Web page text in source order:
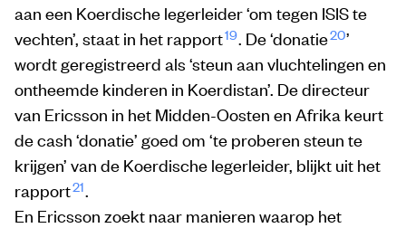
aan een Koerdische legerleider ‘om tegen ISIS te
vechten’, staat in het rapport19. De ‘donatie20’
wordt geregistreerd als ‘steun aan vluchtelingen en
ontheemde kinderen in Koerdistan’. De directeur
van Ericsson in het Midden-Oosten en Afrika keurt
de cash ‘donatie’ goed om ‘te proberen steun te
krijgen’ van de Koerdische legerleider, blijkt uit het
rapport21.
En Ericsson zoekt naar manieren waarop het